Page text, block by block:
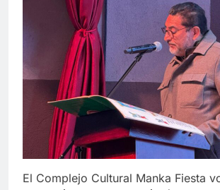
El Complejo Cultural Manka Fiesta